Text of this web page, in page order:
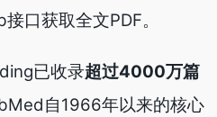
口获取全文PDF。
已收录超过4000万篇
自1966年以来的核心